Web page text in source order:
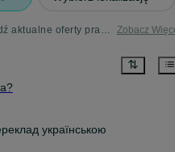
Praca fryzjer, praca barber - sprawdź aktualne oferty pracy Zobacz
українською